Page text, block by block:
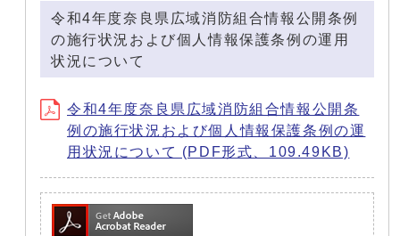
令和4年度奈良県広域消防組合情報公開条例
の施行状況および個人情報保護条例の運用
状況について
令和4年度奈良県広域消防組合情報公開条
例の施行状況および個人情報保護条例の運
用状況について (PDF形式、109.49KB)